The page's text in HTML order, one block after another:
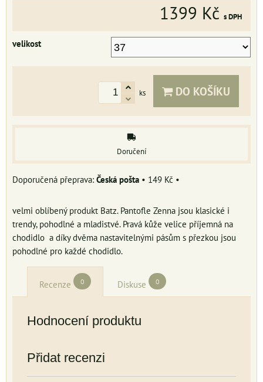
1399 Kč s DPH
velikost
ks DO KOŠÍKU
Doručení
Česká pošta • 149 Kč •
velmi oblíbený produkt Batz. Pantofle Zenna jsou klasické i
trendy, pohodlné a mladistvé. Pravá kůže velice příjemná na
chodidlo a díky dvěma nastavitelnými pásům s přezkou jsou
pohodlné pro každé chodidlo.
Recenze 0 Diskuse 0
Hodnocení produktu
Přidat recenzi